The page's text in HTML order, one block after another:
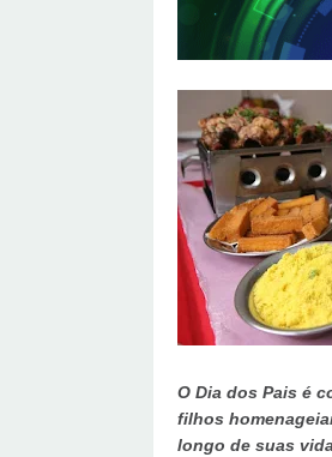
O Dia dos Pais é
filhos
longo de suas